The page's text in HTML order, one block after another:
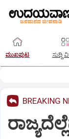
ಮುಖಪುಟ ಸುದ್ದಿ
BREAKING